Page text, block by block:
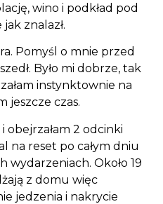
wino i podkład pod
znalazł.
Pomyśl o mnie przed
Było mi dobrze, tak
instynktownie na
jeszcze czas.
i obejrzałam 2 odcinki
na reset po całym dniu
wydarzeniach. Około 19
z domu więc
jedzenia i nakrycie